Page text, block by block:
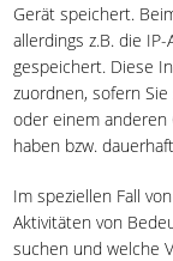
Gerät speichert.
allerdings z.B. die
gespeichert. Diese
zuordnen, sofern
oder einem anderen
haben bzw.
Im speziellen Fall
Aktivitäten von
suchen und welche